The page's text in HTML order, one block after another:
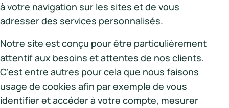
à votre navigation sur les sites et de vous
adresser des services personnalisés.
Notre site est conçu pour être particulièrement
attentif aux besoins et attentes de nos clients.
C'est entre autres pour cela que nous faisons
usage de cookies afin par exemple de vous
identifier et accéder à votre compte, mesurer